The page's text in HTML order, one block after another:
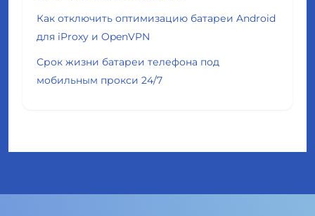
Как отключить оптимизацию батареи Android
для iProxy и OpenVPN
Срок жизни батареи телефона под
мобильным прокси 24/7